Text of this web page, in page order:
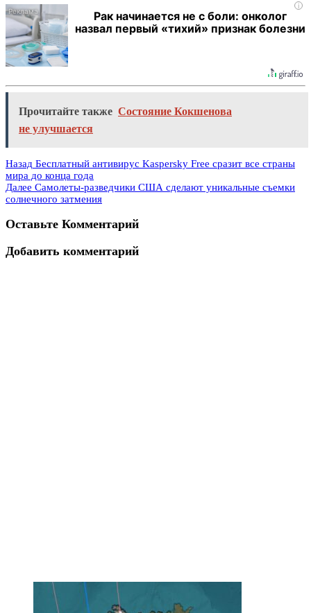
i
Рак начинается не с боли: онколог
назвал первый «тихий» признак болезни
Прочитайте также Состояние Кокшенова
не улучшается
Назад Бесплатный антивирус Kaspersky Free сразит все страны
мира до конца года
Далее Самолеты-разведчики США сделают уникальные съемки
солнечного затмения
Оставьте Комментарий
Добавить комментарий